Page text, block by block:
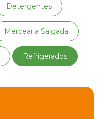
Detergentes
Mercearia Salgada
Refrigerados